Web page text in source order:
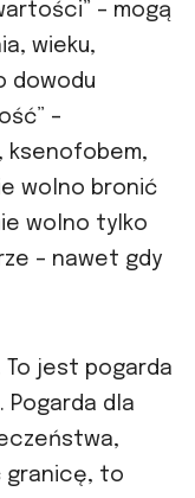
– mogą
wieku,
dowodu
–
ksenofobem,
wolno bronić
wolno tylko
– nawet gdy
To jest pogarda
Pogarda dla
granicę, to